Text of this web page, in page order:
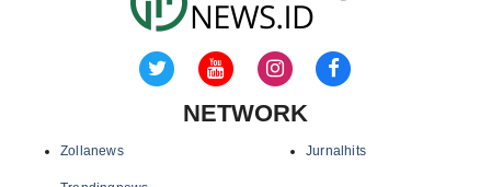
NETWORK
Zollanews Jurnalhits